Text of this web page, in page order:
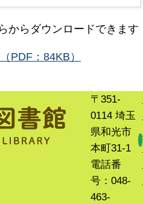
からダウンロードできます
PDF：84KB）
〒351-
0114 埼玉
県和光市
本町31-1
電話番
号：048-
463-